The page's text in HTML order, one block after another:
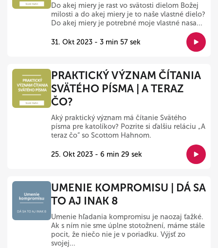
Do akej miery je rast vo svätosti dielom Božej
milosti a do akej miery je to naše vlastné dielo?
Do akej miery je potrebné moje vlastné nasa...
31. Okt 2023 - 3 min 57 sek
PRAKTICKÝ VÝZNAM ČÍTANIA
SVÄTÉHO PÍSMA | A TERAZ
ČO?
Aký praktický význam má čítanie Svätého
písma pre katolíkov? Pozrite si ďalšiu reláciu „A
teraz čo“ so Scottom Hahnom.
25. Okt 2023 - 6 min 29 sek
UMENIE KOMPROMISU | DÁ SA
TO AJ INAK 8
Umenie hľadania kompromisu je naozaj ťažké.
Ak s ním nie sme úplne stotožnení, máme stále
pocit, že niečo nie je v poriadku. Výjsť zo
svojej...